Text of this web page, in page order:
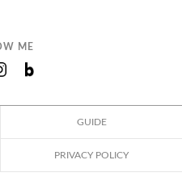
ME
GUIDE
PRIVACY POLICY